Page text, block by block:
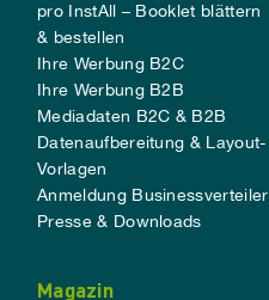
pro InstAll – Booklet blättern
& bestellen
Ihre Werbung B2C
Ihre Werbung B2B
Mediadaten B2C & B2B
Datenaufbereitung & Layout-
Vorlagen
Anmeldung Businessverteiler
Presse & Downloads
Magazin